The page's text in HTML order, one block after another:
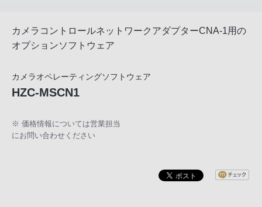
カメラコントロールネットワークアダプターCNA-1用の
オプションソフトウェア
カメラオペレーティングソフトウェア
HZC-MSCN1
※ 価格情報については営業担当
にお問い合わせください